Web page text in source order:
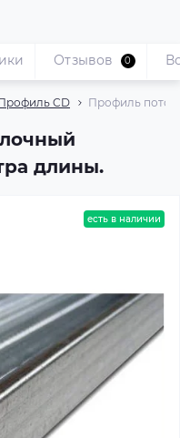
CD Профиль
длины.
Отзывов 0
есть в наличии